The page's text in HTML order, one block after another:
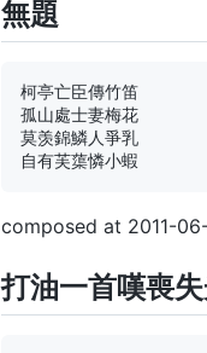
無題
柯亭亡臣傳竹笛
孤山處士妻梅花
莫羡錦鱗人爭乳
composed at 2011-
打油一首嘆喪